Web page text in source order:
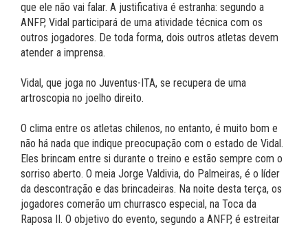
que ele não vai falar. A justificativa é estranha: segundo a
ANFP, Vidal participará de uma atividade técnica com os
outros jogadores. De toda forma, dois outros atletas devem
atender a imprensa.
Vidal, que joga no Juventus-ITA, se recupera de uma
artroscopia no joelho direito.
O clima entre os atletas chilenos, no entanto, é muito bom e
não há nada que indique preocupação com o estado de Vidal.
Eles brincam entre si durante o treino e estão sempre com o
sorriso aberto. O meia Jorge Valdivia, do Palmeiras, é o líder
da descontração e das brincadeiras. Na noite desta terça, os
jogadores comerão um churrasco especial, na Toca da
Raposa II. O objetivo do evento, segundo a ANFP, é estreitar